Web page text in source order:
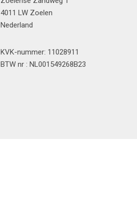
4011 LW Zoelen
Nederland
KVK-nummer: 11028911
BTW nr : NL001549268B23